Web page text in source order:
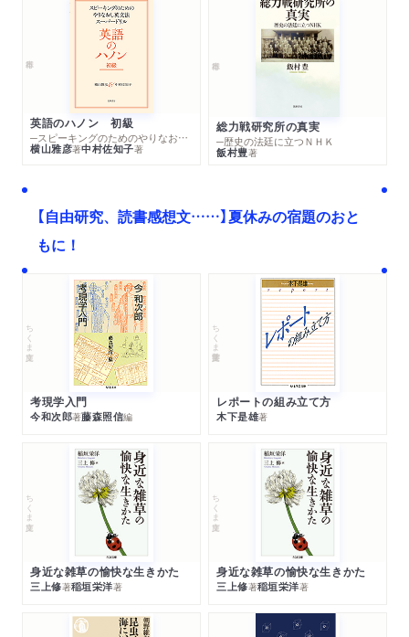
英語のハノン 初級
─スピーキングのためのやりなおし英文法スーパードリル
横山雅彦著中村佐知子著
総力戦研究所の真実
─歴史の法廷に立つＮＨＫ
飯村豊著
【自由研究、読書感想文……】夏休みの宿題のおと
もに！
ちくま文庫
考現学入門
今和次郎著藤森照信編
ちくま学芸文庫
レポートの組み立て方
木下是雄著
ちくま文庫
身近な雑草の愉快な生きかた
三上修著稲垣栄洋著
ちくま文庫
身近な雑草の愉快な生きかた
三上修著稲垣栄洋著